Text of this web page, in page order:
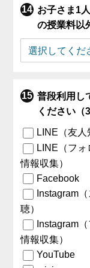
お子さま1
の授業料以
普段利用し
ください（
LINE（友人
LINE（フ
情報収集）
Facebook
Instagram
聴）
Instagram
情報収集）
YouTube